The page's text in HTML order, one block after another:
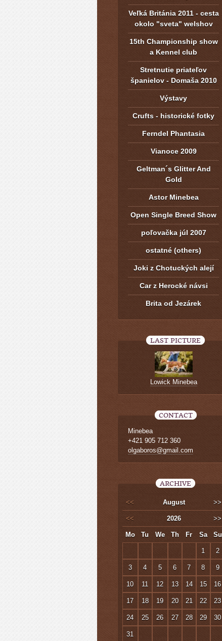
Veľká Británia 2011 - cesta
okolo "sveta" welshov
15th Championship show
a Kennel club
Stretnutie priateľov
španielov - Domaša 2010
Výstavy
Crufts - historické fotky
Ferndel Phantasia
Vianoce 2009
Geltman´s Glitter And
Gold
Astor Minebea
Open Single Breed Show
poľovačka júl 2007
ostatné (others)
Joki z Chotuckých alejí
Car z Herocké návsi
Brita od Jezárek
LAST PICTURE
Lowick Minebea
CONTACT
Minebea
+421 905 712 360
olgaboros@gmail.com
ARCHIVE
<< August >>
<< 2026 >>
Mo Tu We Th Fr Sa Su
1 2
3 4 5 6 7 8 9
10 11 12 13 14 15 16
17 18 19 20 21 22 23
24 25 26 27 28 29 30
31